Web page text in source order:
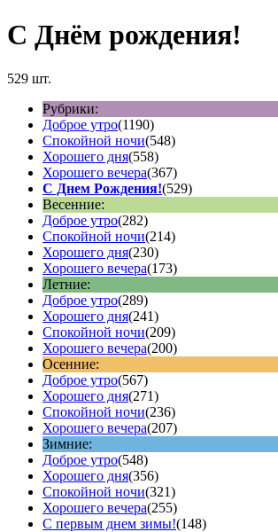
С Днём рождения!
529 шт.
Рубрики:
Доброе утро(1190)
Спокойной ночи(548)
Хорошего дня(558)
Хорошего вечера(367)
С Днем Рождения!(529)
Весенние:
Доброе утро(282)
Спокойной ночи(214)
Хорошего дня(230)
Хорошего вечера(173)
Летние:
Доброе утро(289)
Хорошего дня(241)
Спокойной ночи(209)
Хорошего вечера(200)
Осенние:
Доброе утро(567)
Хорошего дня(271)
Спокойной ночи(236)
Хорошего вечера(207)
Зимние:
Доброе утро(548)
Хорошего дня(356)
Спокойной ночи(321)
Хорошего вечера(255)
С первым днем зимы!(148)